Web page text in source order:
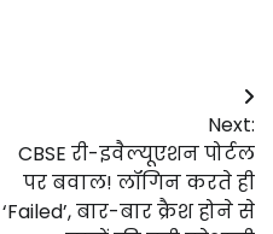
Next:
CBSE री-इवैल्यूएशन पोर्टल
पर बवाल! लॉगिन करते ही
‘Failed’, बार-बार क्रैश होने से